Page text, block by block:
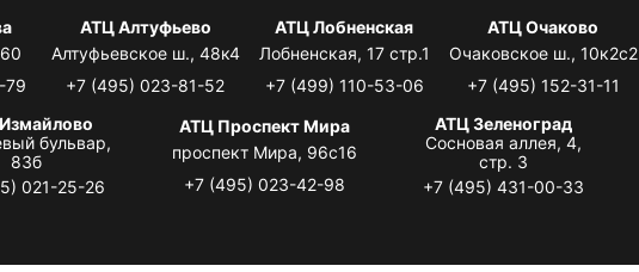
79
АТЦ Алтуфьево
Алтуфьевское ш., 48к4
+7 (495) 023-81-52
АТЦ Лобненская
Лобненская, 17 стр.1
+7 (499) 110-53-06
АТЦ Очаково
Очаковское ш., 10к2с2
+7 (495) 152-31-11
бульвар,
83б
021-25-26
АТЦ Проспект Мира
проспект Мира, 96с16
+7 (495) 023-42-98
АТЦ Зеленоград
Сосновая аллея, 4,
стр. 3
+7 (495) 431-00-33